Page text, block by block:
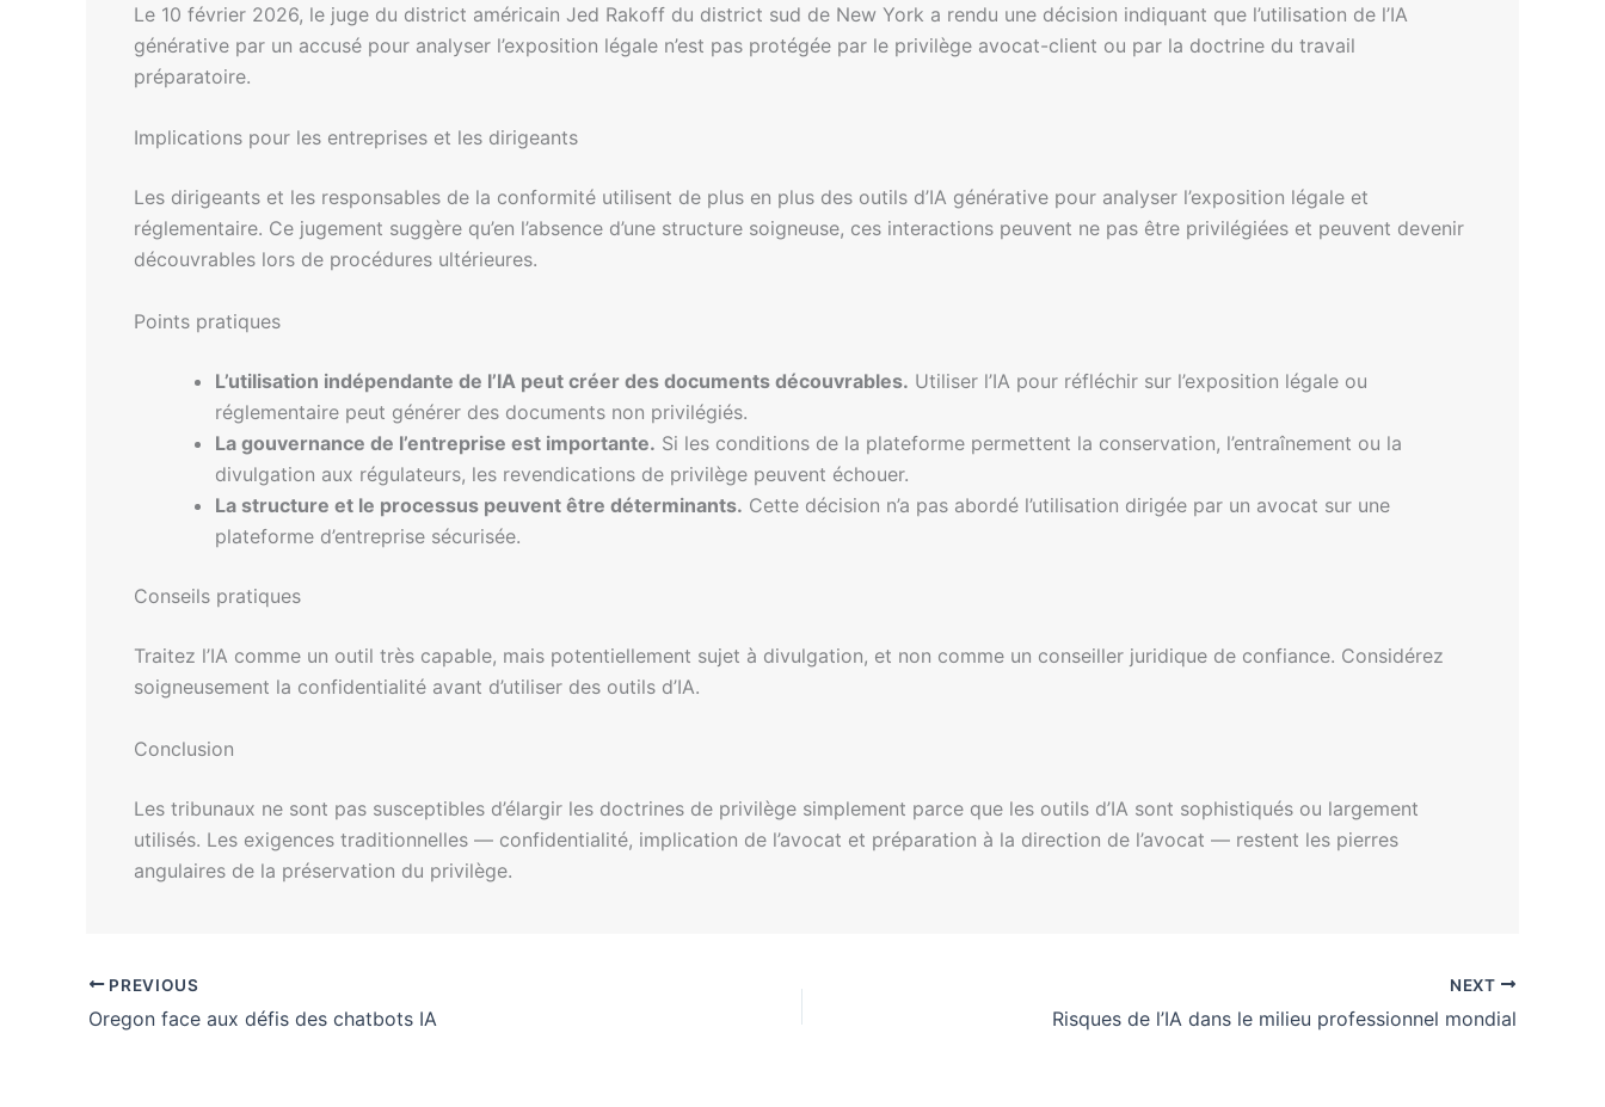
Le 10 février 2026, le juge du district américain Jed Rakoff du district sud de New York a rendu une décision indiquant que l’utilisation de l’IA
générative par un accusé pour analyser l’exposition légale n’est pas protégée par le privilège avocat-client ou par la doctrine du travail
préparatoire.
Implications pour les entreprises et les dirigeants
Les dirigeants et les responsables de la conformité utilisent de plus en plus des outils d’IA générative pour analyser l’exposition légale et
réglementaire. Ce jugement suggère qu’en l’absence d’une structure soigneuse, ces interactions peuvent ne pas être privilégiées et peuvent devenir
découvrables lors de procédures ultérieures.
Points pratiques
L’utilisation indépendante de l’IA peut créer des documents découvrables. Utiliser l’IA pour réfléchir sur l’exposition légale ou
réglementaire peut générer des documents non privilégiés.
La gouvernance de l’entreprise est importante. Si les conditions de la plateforme permettent la conservation, l’entraînement ou la
divulgation aux régulateurs, les revendications de privilège peuvent échouer.
La structure et le processus peuvent être déterminants. Cette décision n’a pas abordé l’utilisation dirigée par un avocat sur une
plateforme d’entreprise sécurisée.
Conseils pratiques
Traitez l’IA comme un outil très capable, mais potentiellement sujet à divulgation, et non comme un conseiller juridique de confiance. Considérez
soigneusement la confidentialité avant d’utiliser des outils d’IA.
Conclusion
Les tribunaux ne sont pas susceptibles d’élargir les doctrines de privilège simplement parce que les outils d’IA sont sophistiqués ou largement
utilisés. Les exigences traditionnelles — confidentialité, implication de l’avocat et préparation à la direction de l’avocat — restent les pierres
angulaires de la préservation du privilège.
PREVIOUS
Oregon face aux défis des chatbots IA
NEXT
Risques de l’IA dans le milieu professionnel mondial